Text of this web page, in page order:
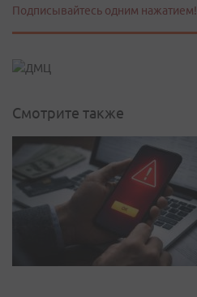
Подписывайтесь одним нажатием!
Смотрите также